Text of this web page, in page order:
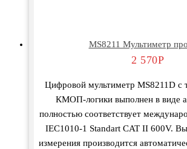
MS8211 Мультиметр
2 570Р
Цифровой мультиметр MS8211D c
КМОП-логики выполнен в виде
полностью соответствует
IEC1010-1 Standart CAT II 600V.
измерения производится